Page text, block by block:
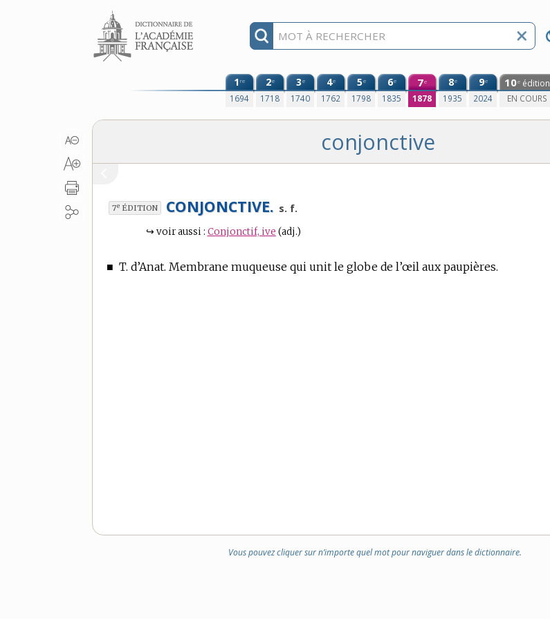
Aller au contenu
1re
1694
2e
1718
3e
1740
4e
1762
5e
1798
6e
1835
7e
1878
8e
1935
9e
2024
10e édition
EN COURS
conjonctive
7e ÉDITION CONJONCTIVE. s. f.
↪ voir aussi : Conjonctif, ive (adj.)
■ T. d’Anat. Membrane muqueuse qui unit le globe de l’œil aux paupières.
Vous pouvez cliquer sur n’importe quel mot pour naviguer dans le dictionnaire.